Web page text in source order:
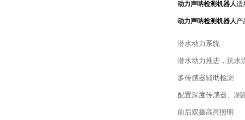
动力声呐检测机器人适
动力声呐检测机器人产
潜水动力系统
潜水动力推进，抗水
多传感器辅助检测
配置深度传感器、测
前后双摄高亮照明